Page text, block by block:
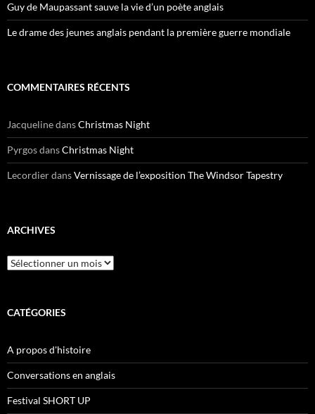
Guy de Maupassant sauve la vie d’un poète anglais
Le drame des jeunes anglais pendant la première guerre mondiale
COMMENTAIRES RÉCENTS
JacquelinedansChristmas Night
PyrgosdansChristmas Night
LecordierdansVernissage de l’exposition The Windsor Tapestry
ARCHIVES
Archives
CATÉGORIES
A propos d'histoire
Conversations en anglais
Festival SHORT UP